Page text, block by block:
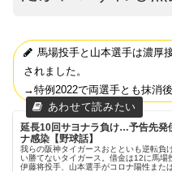
馬場投手と山本選手は濃厚
されました。
→特例2022で両選手とも抹消
延長10回サヨナラ負け…予告先発
ナ感染【野球話】
我らの阪神タイガースおとといも逆転負
い勝てないタイガース。借金は12に馬場
伊藤将投手、山本選手がコロナ陽性また